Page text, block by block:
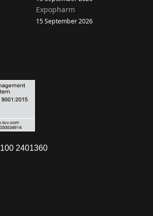
Expopharm
15 September 2026
2401360